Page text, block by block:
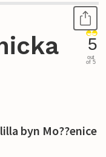
5
out
of 5
byn Mo??enice